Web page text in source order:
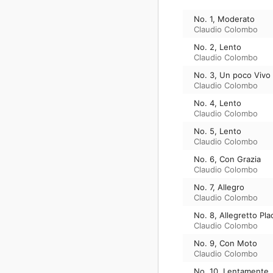
No. 1, Moderato
Claudio Colombo
No. 2, Lento
Claudio Colombo
No. 3, Un poco Vivo
Claudio Colombo
No. 4, Lento
Claudio Colombo
No. 5, Lento
Claudio Colombo
No. 6, Con Grazia
Claudio Colombo
No. 7, Allegro
Claudio Colombo
No. 8, Allegretto
Claudio Colombo
No. 9, Con Moto
Claudio Colombo
No. 10, Lentamente